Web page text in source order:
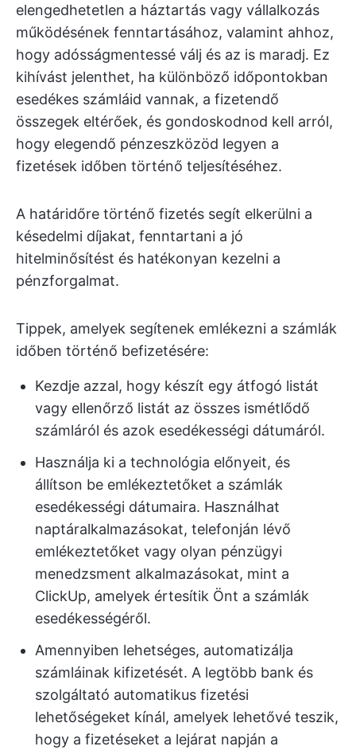
elengedhetetlen a háztartás vagy vállalkozás
működésének fenntartásához, valamint ahhoz,
hogy adósságmentessé válj és az is maradj. Ez
kihívást jelenthet, ha különböző időpontokban
esedékes számláid vannak, a fizetendő
összegek eltérőek, és gondoskodnod kell arról,
hogy elegendő pénzeszközöd legyen a
fizetések időben történő teljesítéséhez.
A határidőre történő fizetés segít elkerülni a
késedelmi díjakat, fenntartani a jó
hitelminősítést és hatékonyan kezelni a
pénzforgalmat.
Tippek, amelyek segítenek emlékezni a számlák
időben történő befizetésére:
Kezdje azzal, hogy készít egy átfogó listát
vagy ellenőrző listát az összes ismétlődő
számláról és azok esedékességi dátumáról.
Használja ki a technológia előnyeit, és
állítson be emlékeztetőket a számlák
esedékességi dátumaira. Használhat
naptáralkalmazásokat, telefonján lévő
emlékeztetőket vagy olyan pénzügyi
menedzsment alkalmazásokat, mint a
ClickUp, amelyek értesítik Önt a számlák
esedékességéről.
Amennyiben lehetséges, automatizálja
számláinak kifizetését. A legtöbb bank és
szolgáltató automatikus fizetési
lehetőségeket kínál, amelyek lehetővé teszik,
hogy a fizetéseket a lejárat napján a